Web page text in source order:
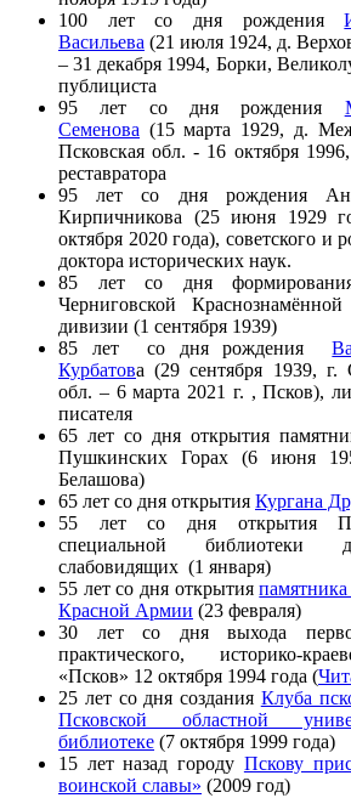
100 лет со дня рождения
Васильева (21 июля 1924, д.
– 31 декабря 1994, Борки,
публициста
95 лет со дня рождения
Семенова (15 марта 1929, д.
Псковская обл. - 16 октября
реставратора
95 лет со дня рождения
Кирпичникова (25 июня 1929
октября 2020 года), советского и
доктора исторических наук.
85 лет со дня
Черниговской
дивизии (1 сентября 1939)
85 лет со дня рождения
Курбатова (29 сентября 1939, г.
обл. – 6 марта 2021 г. , Псков),
писателя
65 лет со дня открытия
Пушкинских Горах (6 июня
Белашова)
65 лет со дня открытия Кургана
55 лет со дня открытия
специальной
слабовидящих (1 января)
55 лет со дня открытия
Красной Армии (23 февраля)
30 лет со дня выхода
практического, историко-
«Псков» 12 октября 1994 года (
25 лет со дня создания Клуба
Псковской областной
библиотеке (7 октября 1999 года)
15 лет назад городу Пскову
воинской славы» (2009 год)